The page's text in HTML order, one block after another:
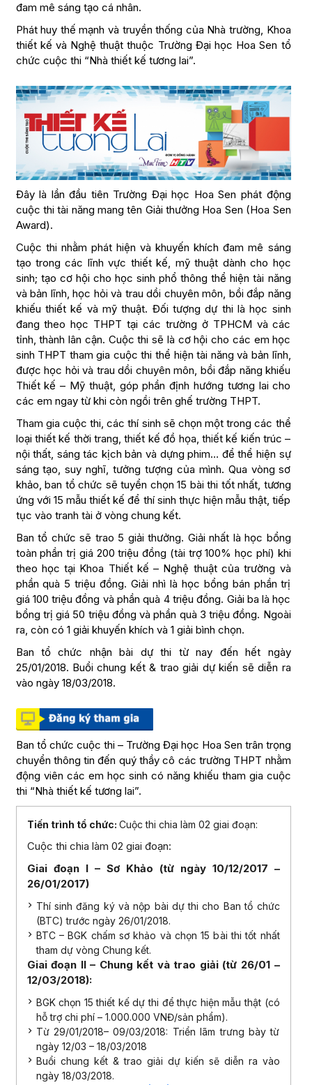
đam mê sáng tạo cá nhân.
Phát huy thế mạnh và truyền thống của Nhà trường, Khoa
thiết kế và Nghệ thuật thuộc Trường Đại học Hoa Sen tổ
chức cuộc thi “Nhà thiết kế tương lai”.
Đây là lần đầu tiên Trường Đại học Hoa Sen phát động
cuộc thi tài năng mang tên Giải thưởng Hoa Sen (Hoa Sen
Award).
Cuộc thi nhằm phát hiện và khuyến khích đam mê sáng
tạo trong các lĩnh vực thiết kế, mỹ thuật dành cho học
sinh; tạo cơ hội cho học sinh phổ thông thể hiện tài năng
và bản lĩnh, học hỏi và trau dồi chuyên môn, bồi đắp năng
khiếu thiết kế và mỹ thuật. Đối tượng dự thi là học sinh
đang theo học THPT tại các trường ở TPHCM và các
tỉnh, thành lân cận. Cuộc thi sẽ là cơ hội cho các em học
sinh THPT tham gia cuộc thi thể hiện tài năng và bản lĩnh,
được học hỏi và trau dồi chuyên môn, bồi đắp năng khiếu
Thiết kế – Mỹ thuật, góp phần định hướng tương lai cho
các em ngay từ khi còn ngồi trên ghế trường THPT.
Tham gia cuộc thi, các thí sinh sẽ chọn một trong các thể
loại thiết kế thời trang, thiết kế đồ họa, thiết kế kiến trúc –
nội thất, sáng tác kịch bản và dựng phim… để thể hiện sự
sáng tạo, suy nghĩ, tưởng tượng của mình. Qua vòng sơ
khảo, ban tổ chức sẽ tuyển chọn 15 bài thi tốt nhất, tương
ứng với 15 mẫu thiết kế để thí sinh thực hiện mẫu thật, tiếp
tục vào tranh tài ở vòng chung kết.
Ban tổ chức sẽ trao 5 giải thưởng. Giải nhất là học bổng
toàn phần trị giá 200 triệu đồng (tài trợ 100% học phí) khi
theo học tại Khoa Thiết kế – Nghệ thuật của trường và
phần quà 5 triệu đồng. Giải nhì là học bổng bán phần trị
giá 100 triệu đồng và phần quà 4 triệu đồng. Giải ba là học
bổng trị giá 50 triệu đồng và phần quà 3 triệu đồng. Ngoài
ra, còn có 1 giải khuyến khích và 1 giải bình chọn.
Ban tổ chức nhận bài dự thi từ nay đến hết ngày
25/01/2018. Buổi chung kết & trao giải dự kiến sẽ diễn ra
vào ngày 18/03/2018.
Ban tổ chức cuộc thi – Trường Đại học Hoa Sen trân trọng
chuyển thông tin đến quý thầy cô các trường THPT nhằm
động viên các em học sinh có năng khiếu tham gia cuộc
thi “Nhà thiết kế tương lai”.
Tiến trình tổ chức: Cuộc thi chia làm 02 giai đoạn:
Cuộc thi chia làm 02 giai đoạn:
Giai đoạn I – Sơ Khảo (từ ngày 10/12/2017 –
26/01/2017)
Thí sinh đăng ký và nộp bài dự thi cho Ban tổ chức
(BTC) trước ngày 26/01/2018.
BTC – BGK chấm sơ khảo và chọn 15 bài thi tốt nhất
tham dự vòng Chung kết.
Giai đoạn II – Chung kết và trao giải (từ 26/01 –
12/03/2018):
BGK chọn 15 thiết kế dự thi để thực hiện mẫu thật (có
hỗ trợ chi phí – 1.000.000 VNĐ/sản phẩm).
Từ 29/01/2018– 09/03/2018: Triển lãm trưng bày từ
ngày 12/03 – 18/03/2018
Buổi chung kết & trao giải dự kiến sẽ diễn ra vào
ngày 18/03/2018.